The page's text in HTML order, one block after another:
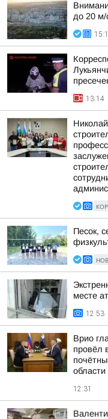
до 20 м/
13:14
Песок,
месте
12:53
Врио
провёл
12:31